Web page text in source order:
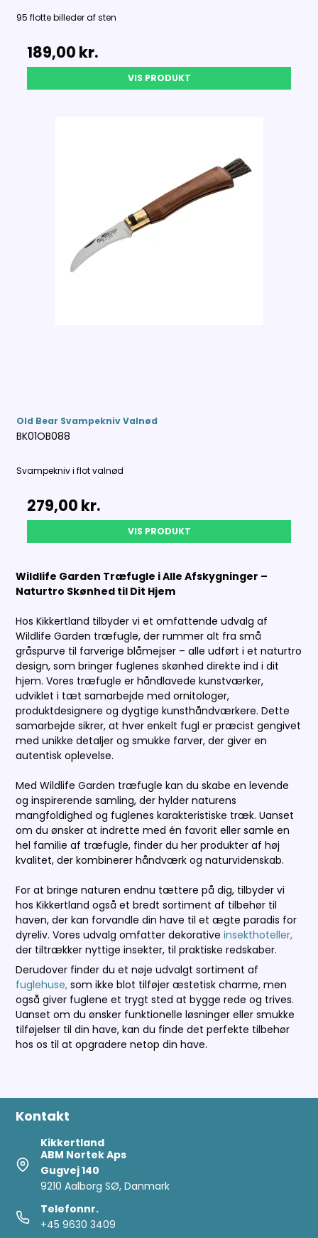
95 flotte billeder af sten
189,00 kr.
VIS PRODUKT
Old Bear Svampekniv Valnød
BK01OB088
Svampekniv i flot valnød
279,00 kr.
VIS PRODUKT
Wildlife Garden Træfugle i Alle Afskygninger –
Naturtro Skønhed til Dit Hjem
Hos Kikkertland tilbyder vi et omfattende udvalg af
Wildlife Garden træfugle, der rummer alt fra små
gråspurve til farverige blåmejser – alle udført i et naturtro
design, som bringer fuglenes skønhed direkte ind i dit
hjem. Vores træfugle er håndlavede kunstværker,
udviklet i tæt samarbejde med ornitologer,
produktdesignere og dygtige kunsthåndværkere. Dette
samarbejde sikrer, at hver enkelt fugl er præcist gengivet
med unikke detaljer og smukke farver, der giver en
autentisk oplevelse.
Med Wildlife Garden træfugle kan du skabe en levende
og inspirerende samling, der hylder naturens
mangfoldighed og fuglenes karakteristiske træk. Uanset
om du ønsker at indrette med én favorit eller samle en
hel familie af træfugle, finder du her produkter af høj
kvalitet, der kombinerer håndværk og naturvidenskab.
For at bringe naturen endnu tættere på dig, tilbyder vi
hos Kikkertland også et bredt sortiment af tilbehør til
haven, der kan forvandle din have til et ægte paradis for
dyreliv. Vores udvalg omfatter dekorative insekthoteller,
der tiltrækker nyttige insekter, til praktiske redskaber.
Derudover finder du et nøje udvalgt sortiment af
fuglehuse, som ikke blot tilføjer æstetisk charme, men
også giver fuglene et trygt sted at bygge rede og trives.
Uanset om du ønsker funktionelle løsninger eller smukke
tilføjelser til din have, kan du finde det perfekte tilbehør
hos os til at opgradere netop din have.
Kontakt
Kikkertland
ABM Nortek Aps
Gugvej 140
9210 Aalborg SØ, Danmark
Telefonnr.
+45 9630 3409